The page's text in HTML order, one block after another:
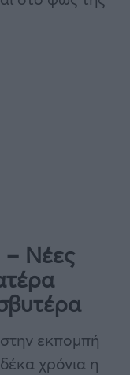
– Νέες
εκπομπή
χρόνια η